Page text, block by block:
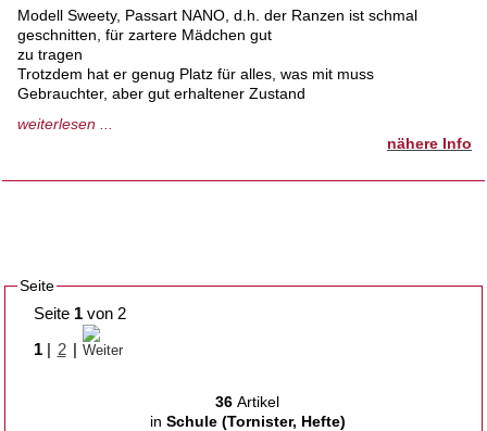
Modell Sweety, Passart NANO, d.h. der Ranzen ist schmal
geschnitten, für zartere Mädchen gut
zu tragen
Trotzdem hat er genug Platz für alles, was mit muss
Gebrauchter, aber gut erhaltener Zustand
weiterlesen ...
nähere Info
Seite
Seite 1von 2
1| 2 |
36 Artikel
in Schule (Tornister, Hefte)